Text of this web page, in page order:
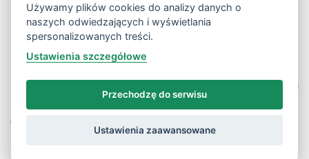
© ZWROT
Używamy plików cookies do analizy danych o
naszych odwiedzających i wyświetlania
spersonalizowanych treści.
Ustawienia szczegółowe
Przechodzę do serwisu
Ustawienia zaawansowane